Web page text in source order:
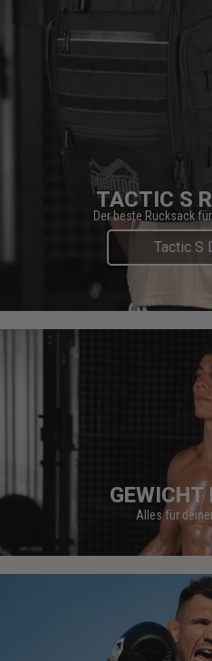
TACTIC S
Der beste Rucksack
Tactic S
GEWICHT
Alles für